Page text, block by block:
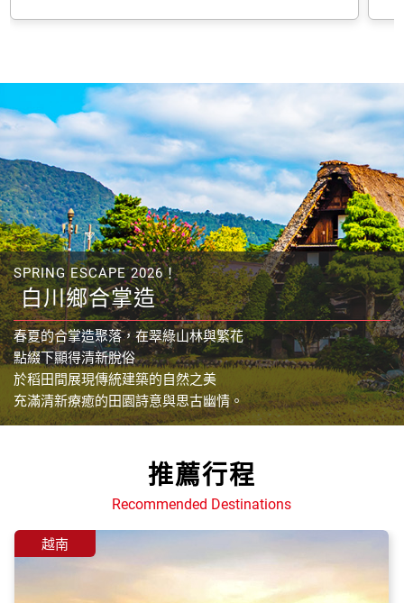
SPRING ESCAPE 2026！
白川鄉合掌造
春夏的合掌造聚落，在翠綠山林與繁花
點綴下顯得清新脫俗
於稻田間展現傳統建築的自然之美
充滿清新療癒的田園詩意與思古幽情。
推薦行程
Recommended Destinations
越南